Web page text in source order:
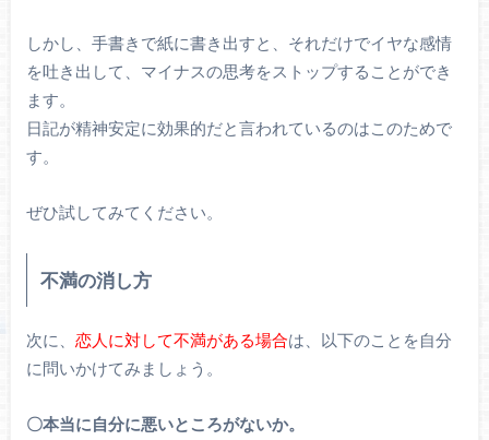
しかし、手書きで紙に書き出すと、それだけでイヤな感情
を吐き出して、マイナスの思考をストップすることができ
ます。
日記が精神安定に効果的だと言われているのはこのためで
す。
ぜひ試してみてください。
不満の消し方
次に、 恋人に対して不満がある場合は、以下のことを自分
に問いかけてみましょう。
〇本当に自分に悪いところがないか。